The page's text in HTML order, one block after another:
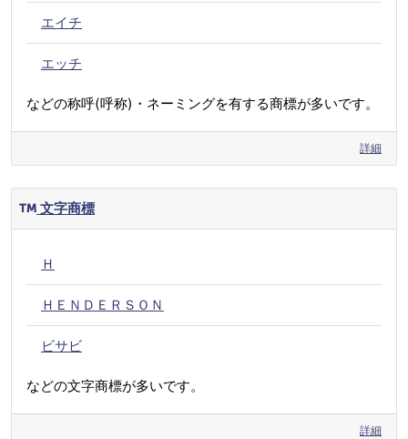
エイチ
エッチ
などの称呼(呼称)・ネーミングを有する商標が多いです。
詳細
文字商標
Ｈ
ＨＥＮＤＥＲＳＯＮ
ビサビ
などの文字商標が多いです。
詳細